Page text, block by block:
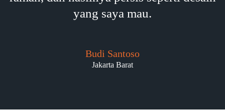
yang saya mau.
Budi Santoso
Jakarta Barat